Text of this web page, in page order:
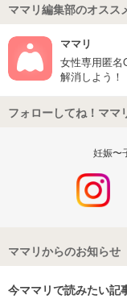
ママリ編集部のオスス
ママリ
女性専用匿名
解消しよう！
フォローしてね！ママ
妊娠〜
ママリからのお知らせ
今ママリで読みたい記